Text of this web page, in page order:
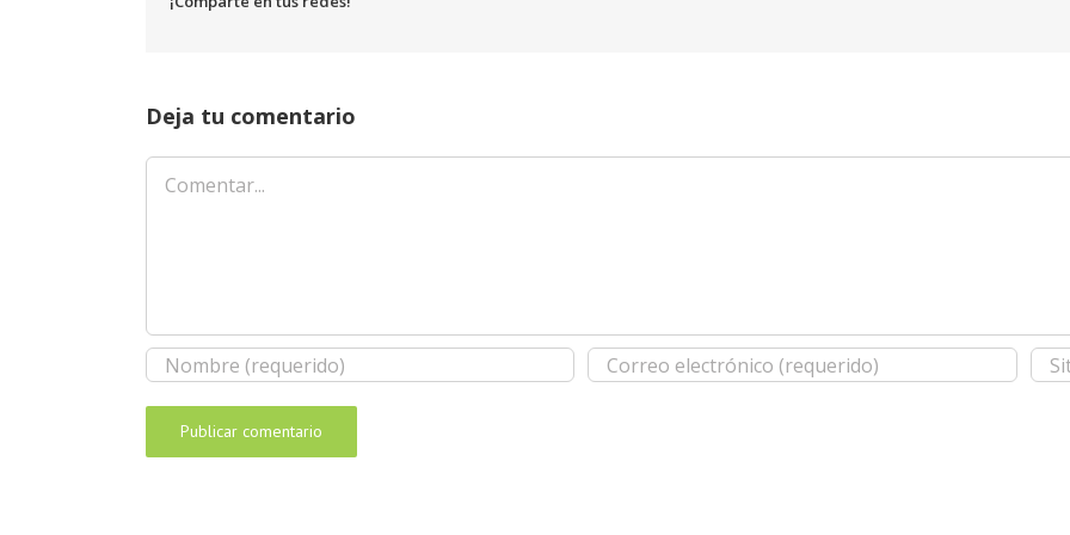
Deja tu comentario
Comentar